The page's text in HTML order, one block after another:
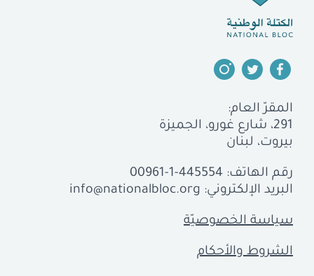
المقرّ العام:
291، شارع غورو، الجميزة
بيروت، لبنان
رقم الهاتف: 00961-1-445554
البريد الإلكتروني: info@nationalbloc.org
سياسة الخصوصيّة
الشروط والأحكام